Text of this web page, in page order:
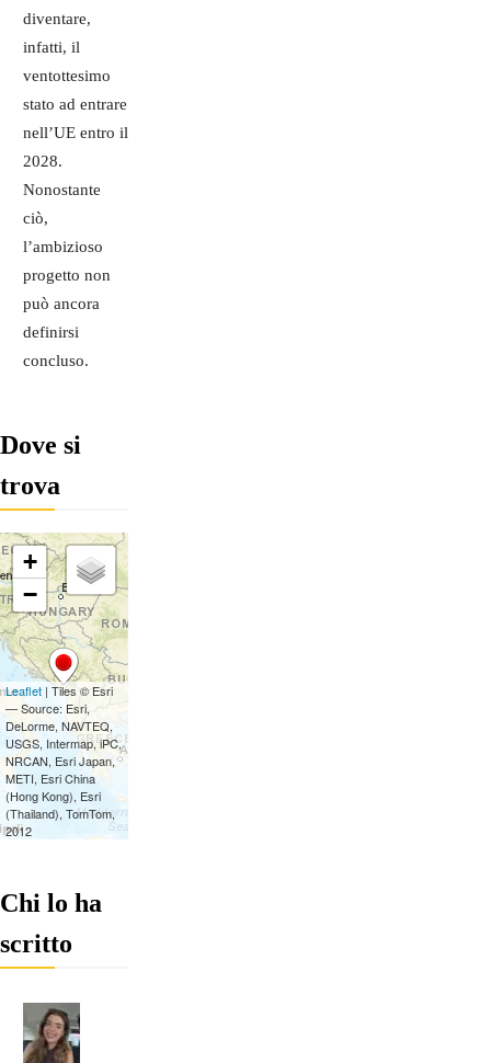
diventare,
infatti, il
ventottesimo
stato ad entrare
nell’UE entro il
2028.
Nonostante
ciò,
l’ambizioso
progetto non
può ancora
definirsi
concluso.
Dove si
trova
Chi lo ha
scritto